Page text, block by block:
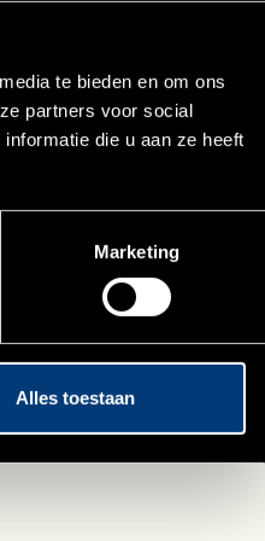
te bieden en om ons
partners voor social
die u aan ze heeft
Marketing
Alles toestaan